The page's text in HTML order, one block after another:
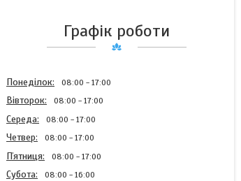
Графік роботи
Понеділок 08:00 17:00
Вівторок 08:00 17:00
Середа 08:00 17:00
Четвер 08:00 17:00
Пʼятниця 08:00 17:00
Субота 08:00 16:00